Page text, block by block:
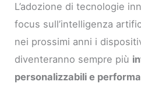
L’adozione di tecnologie
focus sull’intelligenza
nei prossimi anni i
diventeranno sempre più
personalizzabili e